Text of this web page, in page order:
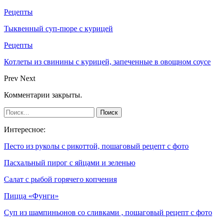
Рецепты
Тыквенный суп-пюре с курицей
Рецепты
Котлеты из свинины с курицей, запеченные в овощном соусе
Prev Next
Комментарии закрыты.
Интересное:
Песто из руколы с рикоттой, пошаговый рецепт с фото
Пасхальный пирог с яйцами и зеленью
Салат с рыбой горячего копчения
Пицца «Фунги»
Суп из шампиньонов со сливками , пошаговый рецепт с фото